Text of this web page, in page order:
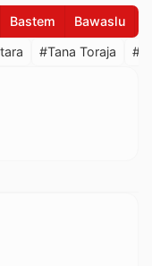
Bastem Bawaslu
#Tana Toraja